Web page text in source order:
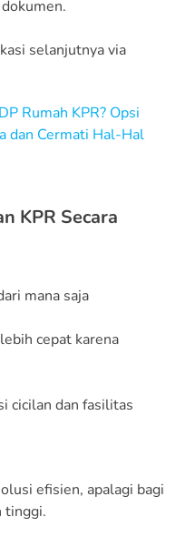
selanjutnya via
Rumah KPR? Opsi
dan Cermati Hal-Hal
KPR Secara
mana saja
cepat karena
cicilan dan fasilitas
efisien, apalagi bagi
tinggi.